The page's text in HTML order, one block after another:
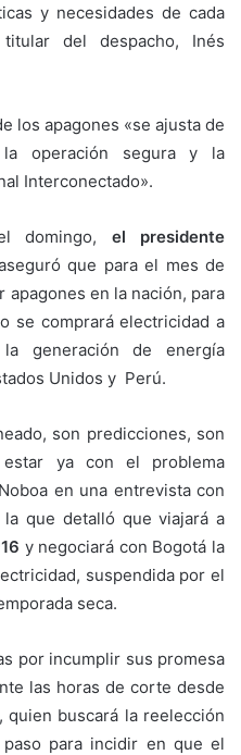
y necesidades de cada
del despacho, Inés
los apagones «se ajusta de
la operación segura y la
Interconectado».
domingo, el presidente
que para el mes de
en la nación, para
se comprará electricidad a
generación de energía
Unidos y Perú.
son predicciones, son
estar ya con el problema
en una entrevista con
que detalló que viajará a
y negociará con Bogotá la
suspendida por el
seca.
por incumplir sus promesa
las horas de corte desde
quien buscará la reelección
para incidir en que el